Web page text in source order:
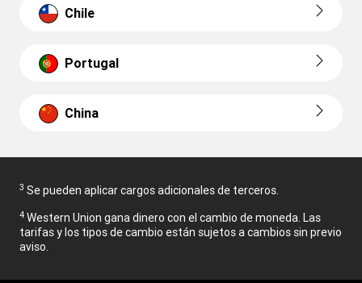
Chile
Portugal
China
3 Se pueden aplicar cargos adicionales de terceros.
4 Western Union gana dinero con el cambio de moneda. Las
tarifas y los tipos de cambio están sujetos a cambios sin previo
aviso.